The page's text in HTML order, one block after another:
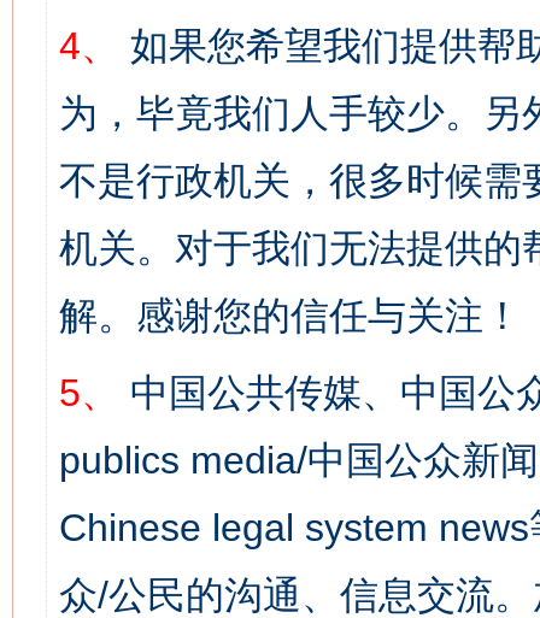
4、
如果您希望我们提供帮
为，毕竟我们人手较少。
不是行政机关，很多时候
机关。对于我们无法提供
解。感谢您的信任与关注！
5、
中国公共传媒、中国公
publics media/中国公众新
Chinese legal system
众/公民的沟通、信息交流